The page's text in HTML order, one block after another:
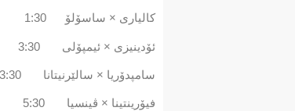
کالیاری × ساسۆلۆ 1:30
ئۆدینیزی × ئیمپۆلی 3:30
سامپدۆریا × سالێرنیتانا 3:30
فیۆرینتینا × ڤینسیا 5:30